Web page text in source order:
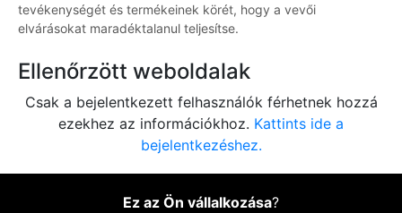
tevékenységét és termékeinek körét, hogy a vevői
elvárásokat maradéktalanul teljesítse.
Ellenőrzött weboldalak
Csak a bejelentkezett felhasználók férhetnek hozzá
ezekhez az információkhoz. Kattints ide a
bejelentkezéshez.
Ez az Ön vállalkozása?